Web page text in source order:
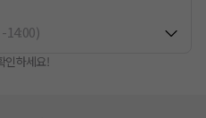
-14:00)
인하세요!